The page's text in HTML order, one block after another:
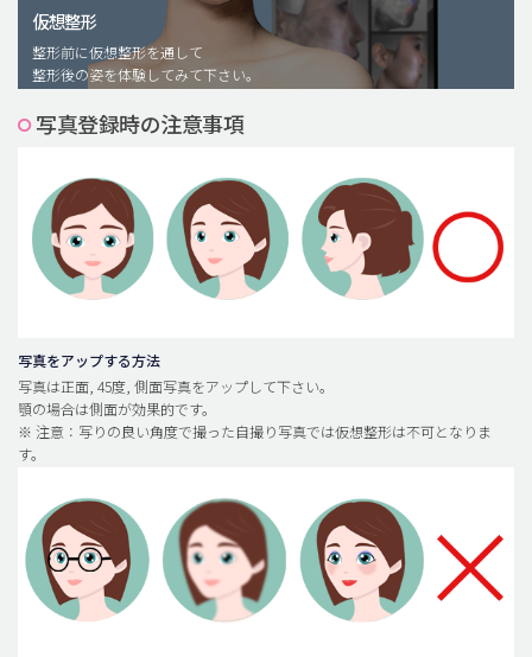
脂肪注入(アンチエイジング)
豊胸手術・バストアップ
プチ整形
メンズ整形
idリアルストーリー
idニュース
安全整形
料金一覧
ご相談のお問い合わせ
仮想整形
整形前に仮想整形を通して
整形後の姿を体験してみて下さい。
写真登録時の注意事項
写真をアップする方法
写真は正面, 45度, 側面写真をアップして下さい。
顎の場合は側面が効果的です。
※ 注意：写りの良い角度で撮った自撮り写真では仮想整形は不可となりま
す。